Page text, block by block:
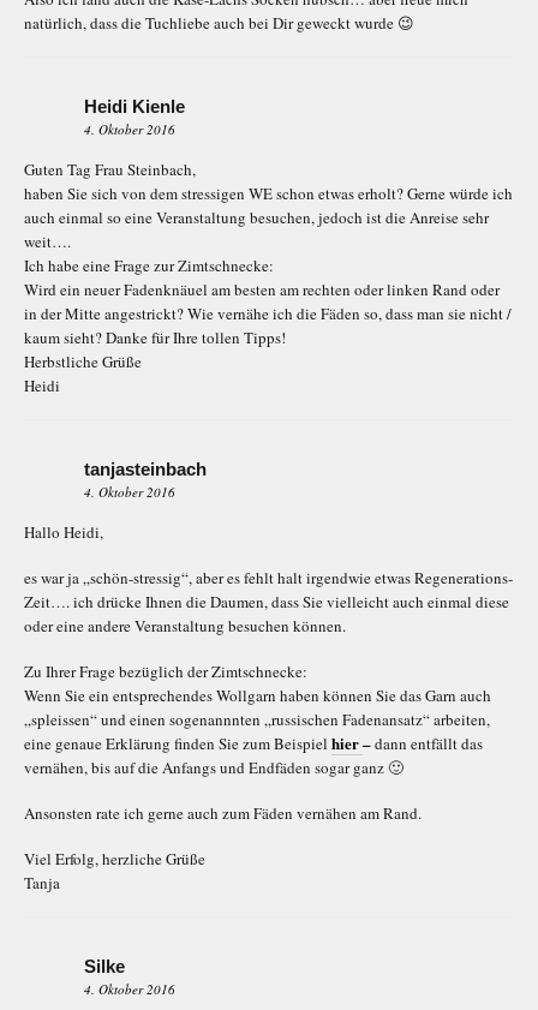
natürlich, dass die Tuchliebe auch bei Dir geweckt wurde 😉
Heidi Kienle
4. Oktober 2016
Guten Tag Frau Steinbach,
haben Sie sich von dem stressigen WE schon etwas erholt? Gerne würde ich
auch einmal so eine Veranstaltung besuchen, jedoch ist die Anreise sehr
weit….
Ich habe eine Frage zur Zimtschnecke:
Wird ein neuer Fadenknäuel am besten am rechten oder linken Rand oder
in der Mitte angestrickt? Wie vernähe ich die Fäden so, dass man sie nicht /
kaum sieht? Danke für Ihre tollen Tipps!
Herbstliche Grüße
Heidi
tanjasteinbach
4. Oktober 2016
Hallo Heidi,
es war ja „schön-stressig“, aber es fehlt halt irgendwie etwas Regenerations-
Zeit…. ich drücke Ihnen die Daumen, dass Sie vielleicht auch einmal diese
oder eine andere Veranstaltung besuchen können.
Zu Ihrer Frage bezüglich der Zimtschnecke:
Wenn Sie ein entsprechendes Wollgarn haben können Sie das Garn auch
„spleissen“ und einen sogenannnten „russischen Fadenansatz“ arbeiten,
eine genaue Erklärung finden Sie zum Beispiel hier–dann entfällt das
vernähen, bis auf die Anfangs und Endfäden sogar ganz 🙂
Ansonsten rate ich gerne auch zum Fäden vernähen am Rand.
Viel Erfolg, herzliche Grüße
Tanja
Silke
4. Oktober 2016